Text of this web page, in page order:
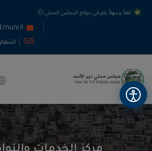
أهلاً وسهلاً بكم في موقع المجلس المحلي
GIS
|